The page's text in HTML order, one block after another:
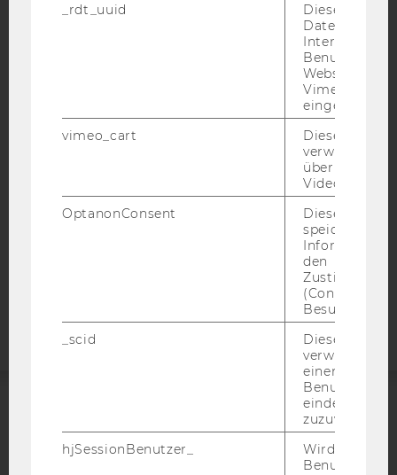
BARRIEREFREIHEITSERKLÄRUNG WEBSEITE
DATENSCHUTZERKLÄRUNG
DATENSCHUTZERKLÄRUNG SOCIAL MEDIA
STUDIENBEWERBER*INNEN UND STUDIERENDE
Barrierefreiheitserklärung
EQUIS AACSB
_rdt_uuid
Dieses
Daten über
Interaktionen
Websites, auf
Vimeo-Video
eingebettet
vimeo_cart
Dieses
verwendet,
überprüfen,
Video
OptanonConsent
Dieses Cookie
speichert
den
(Consent)
Besuchers.
_scid
Dieses
verwendet,
einem/einer
Benutzer*in
eindeutige ID
zuzuweisen
hjSessionBenutzer_
Wird gesetzt,
Benutzer